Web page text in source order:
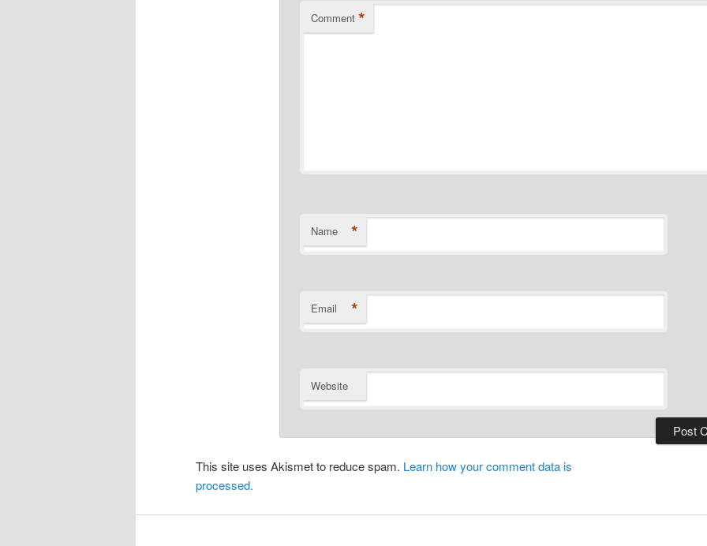
Comment *
Name *
Email *
Website
This site uses Akismet to reduce spam. Learn how your comment data is
processed.